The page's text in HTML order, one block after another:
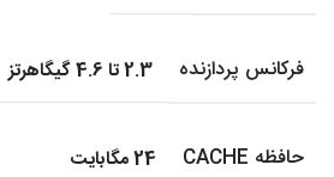
فرکانس پردازنده 2.3 تا 4.6 گیگاهرتز
حافظه CACHE 24 مگابایت